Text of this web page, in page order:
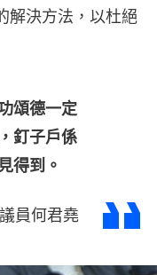
解決方法，以杜絕
頌德一定
釘子戶係
得到。
員何君堯